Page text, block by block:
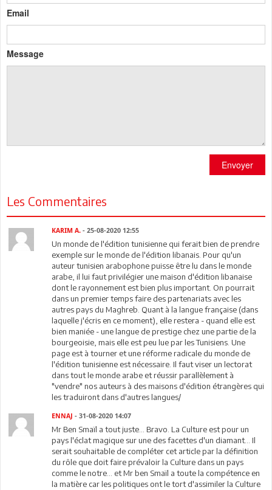
Email
Message
Envoyer
Les Commentaires
KARIM A. - 25-08-2020 12:55
Un monde de l'édition tunisienne qui ferait bien de prendre
exemple sur le monde de l'édition libanais. Pour qu'un
auteur tunisien arabophone puisse être lu dans le monde
arabe, il lui faut privilégier une maison d'édition libanaise
dont le rayonnement est bien plus important. On pourrait
dans un premier temps faire des partenariats avec les
autres pays du Maghreb. Quant à la langue française (dans
laquelle j'écris en ce moment), elle restera - quand elle est
bien maniée - une langue de prestige chez une partie de la
bourgeoisie, mais elle est peu lue par les Tunisiens. Une
page est à tourner et une réforme radicale du monde de
l'édition tunisienne est nécessaire. Il faut viser un lectorat
dans tout le monde arabe et réussir parallèlement à
"vendre" nos auteurs à des maisons d'édition étrangères qui
les traduiront dans d'autres langues/
ENNAJ - 31-08-2020 14:07
Mr Ben Smaïl a tout juste... Bravo. La Culture est pour un
pays l'éclat magique sur une des facettes d'un diamant... Il
serait souhaitable de compléter cet article par la définition
du rôle que doit faire prévaloir la Culture dans un pays
comme le notre... et Mr ben Smaïl a toute la compétence en
la matière car les politiques ont le tort d'assimiler la Culture